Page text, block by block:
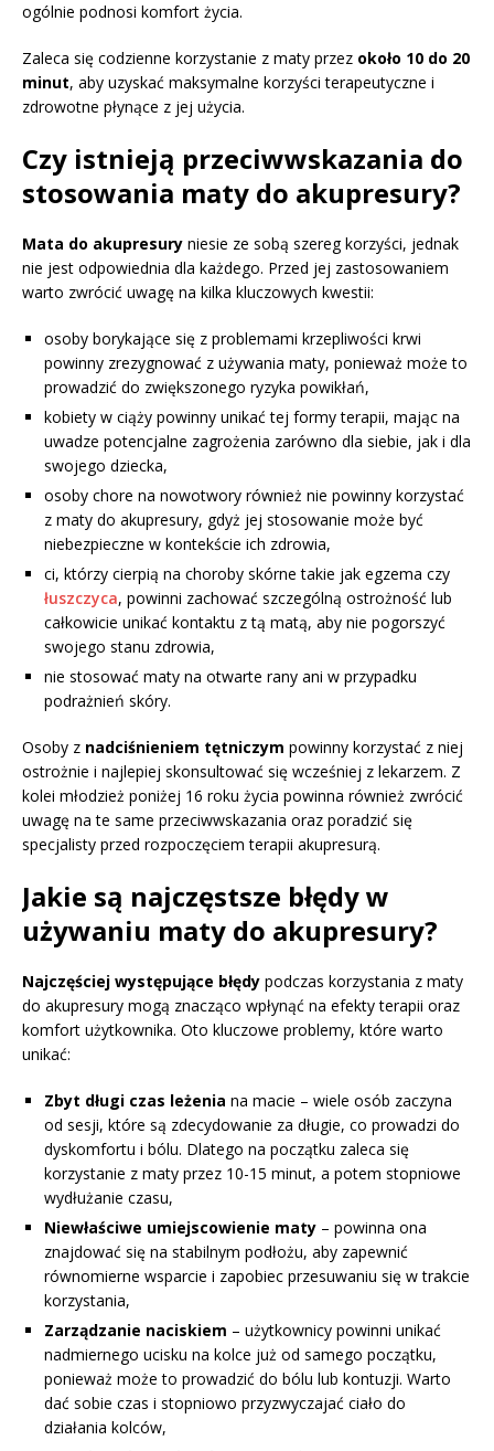
ogólnie podnosi komfort życia.
Zaleca się codzienne korzystanie z maty przez około 10 do 20
minut, aby uzyskać maksymalne korzyści terapeutyczne i
zdrowotne płynące z jej użycia.
Czy istnieją przeciwwskazania do
stosowania maty do akupresury?
Mata do akupresury niesie ze sobą szereg korzyści, jednak
nie jest odpowiednia dla każdego. Przed jej zastosowaniem
warto zwrócić uwagę na kilka kluczowych kwestii:
osoby borykające się z problemami krzepliwości krwi
powinny zrezygnować z używania maty, ponieważ może to
prowadzić do zwiększonego ryzyka powikłań,
kobiety w ciąży powinny unikać tej formy terapii, mając na
uwadze potencjalne zagrożenia zarówno dla siebie, jak i dla
swojego dziecka,
osoby chore na nowotwory również nie powinny korzystać
z maty do akupresury, gdyż jej stosowanie może być
niebezpieczne w kontekście ich zdrowia,
ci, którzy cierpią na choroby skórne takie jak egzema czy
łuszczyca, powinni zachować szczególną ostrożność lub
całkowicie unikać kontaktu z tą matą, aby nie pogorszyć
swojego stanu zdrowia,
nie stosować maty na otwarte rany ani w przypadku
podrażnień skóry.
Osoby z nadciśnieniem tętniczym powinny korzystać z niej
ostrożnie i najlepiej skonsultować się wcześniej z lekarzem. Z
kolei młodzież poniżej 16 roku życia powinna również zwrócić
uwagę na te same przeciwwskazania oraz poradzić się
specjalisty przed rozpoczęciem terapii akupresurą.
Jakie są najczęstsze błędy w
używaniu maty do akupresury?
Najczęściej występujące błędy podczas korzystania z maty
do akupresury mogą znacząco wpłynąć na efekty terapii oraz
komfort użytkownika. Oto kluczowe problemy, które warto
unikać:
Zbyt długi czas leżenia na macie – wiele osób zaczyna
od sesji, które są zdecydowanie za długie, co prowadzi do
dyskomfortu i bólu. Dlatego na początku zaleca się
korzystanie z maty przez 10-15 minut, a potem stopniowe
wydłużanie czasu,
Niewłaściwe umiejscowienie maty – powinna ona
znajdować się na stabilnym podłożu, aby zapewnić
równomierne wsparcie i zapobiec przesuwaniu się w trakcie
korzystania,
Zarządzanie naciskiem – użytkownicy powinni unikać
nadmiernego ucisku na kolce już od samego początku,
ponieważ może to prowadzić do bólu lub kontuzji. Warto
dać sobie czas i stopniowo przyzwyczajać ciało do
działania kolców,